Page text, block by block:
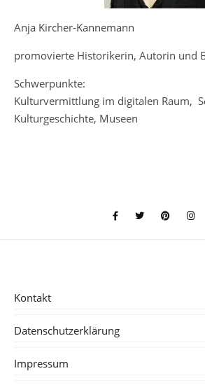
Anja Kircher-Kannemann
promovierte Historikerin, Autorin und
Schwerpunkte:
Kulturvermittlung im digitalen Raum,
Kulturgeschichte, Museen
Kontakt
Datenschutzerklärung
Impressum